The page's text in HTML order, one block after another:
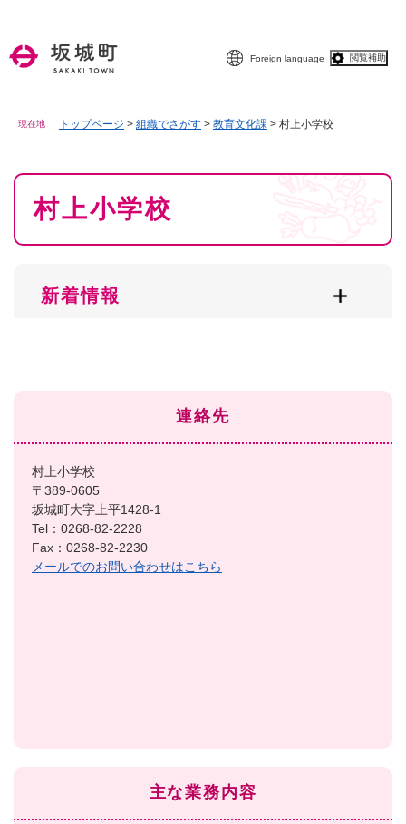
Foreign language 閲覧補助
現在地 トップページ > 組織でさがす > 教育文化課 > 村上小学校
本
村上小学校
新着情報
連絡先
村上小学校
〒389-0605
坂城町大字上平1428-1
Tel：0268-82-2228
Fax：0268-82-2230
メールでのお問い合わせはこちら
主な業務内容